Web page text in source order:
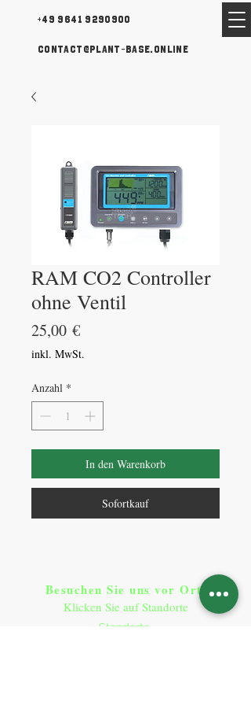
+49 9641 9290900
contact@plant-base.online
RAM CO2 Controller
ohne Ventil
25,00 €Preis
inkl. MwSt.
Anzahl *
In den Warenkorb
Sofortkauf
Besuchen Sie uns vor Ort​:
Klicken Sie auf Standorte
Standorte